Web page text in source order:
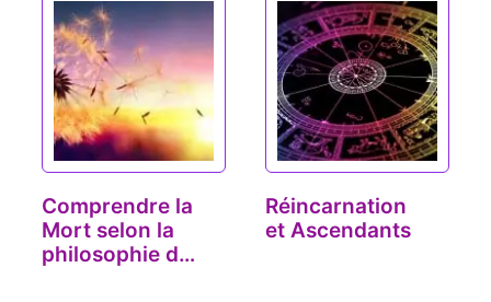
Comprendre la
Mort selon la
philosophie du
Réincarnation
et Ascendants